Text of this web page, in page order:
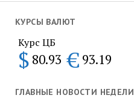
КУРСЫ ВАЛЮТ
Курс ЦБ
$ 80.93 € 93.19
ГЛАВНЫЕ НОВОСТИ НЕДЕЛИ